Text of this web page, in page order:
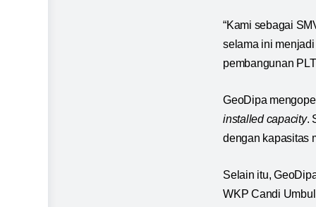
“Kami sebagai
selama ini
pembangunan
GeoDipa
installed capacity.
dengan kapasitas
Selain itu,
WKP Candi